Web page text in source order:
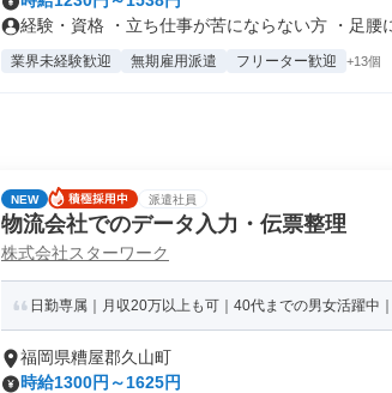
経験・資格 ・立ち仕事が苦にならない方 ・足腰
業界未経験歓迎 無期雇用派遣 フリーター歓迎 +13個
NEW 派遣社員
物流会社でのデータ入力・伝票整理
株式会社スターワーク
日勤専属｜月収20万以上も可｜40代までの男女活躍中
福岡県糟屋郡久山町
時給1300円～1625円